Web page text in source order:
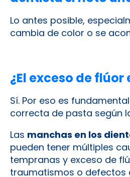
¿El exceso de flúor
correcta de pasta según
Las manchas en los
pueden tener múltiples
tempranas y exceso de
traumatismos o defectos
Identificarlas a tiempo es
complicaciones y
temporales como los